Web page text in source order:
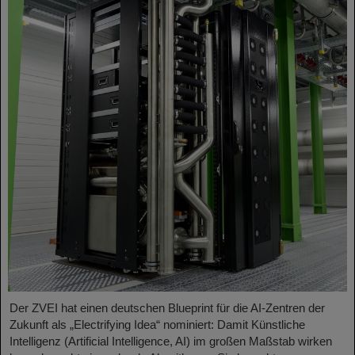
Der ZVEI hat einen deutschen Blueprint für die AI-Zentren der
Zukunft als „Electrifying Idea“ nominiert: Damit Künstliche
Intelligenz (Artificial Intelligence, AI) im großen Maßstab wirken